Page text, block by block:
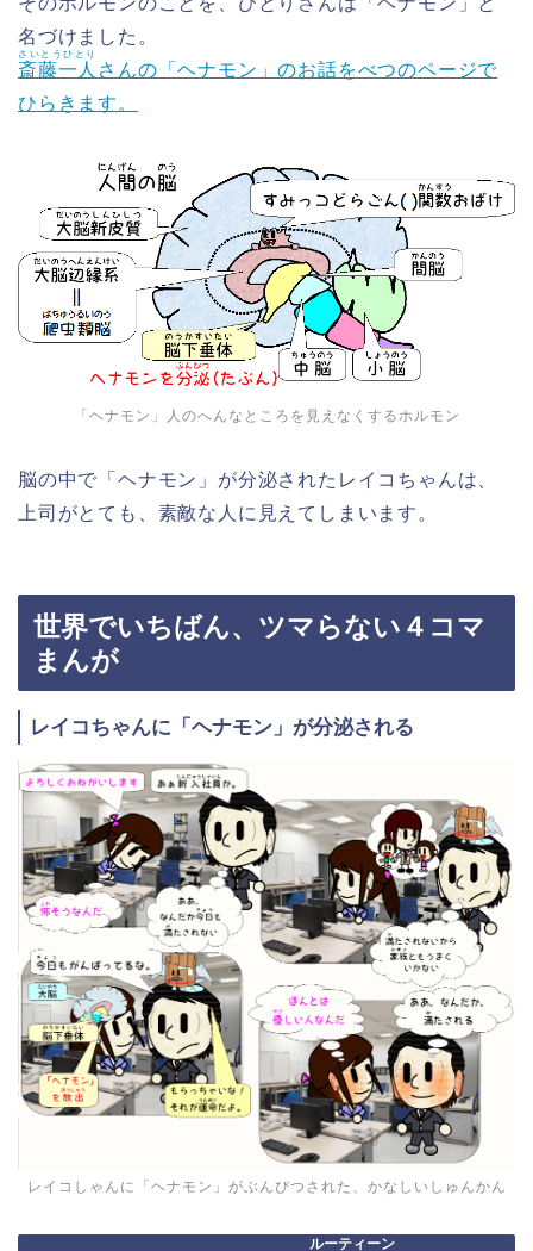
名づけました。
斎藤一人
さいとうひとり
さんの「ヘナモン」のお話をべつのページで
ひらきます。
「ヘナモン」人のへんなところを見えなくするホルモン
脳の中で「ヘナモン」が分泌されたレイコちゃんは、
上司がとても、素敵な人に見えてしまいます。
世界でいちばん、ツマらない４コマ
まんが
レイコちゃんに「ヘナモン」が分泌される
レイコしゃんに「ヘナモン」がぶんぴつされた、かなしいしゅんかん
ルーティーン